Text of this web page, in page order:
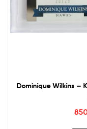
Dominique Wilkins –